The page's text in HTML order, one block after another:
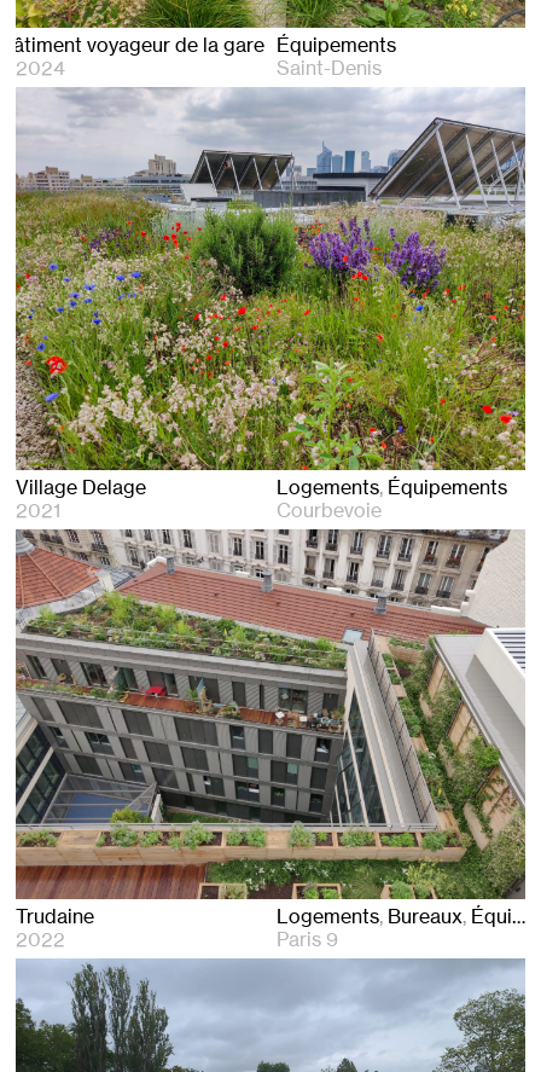
de la gare de St Denis
2024
Équipements
Saint-Denis
Village Delage
2021
Logements Équipements
Courbevoie
Trudaine
2022
Logements Bureaux Équipements
Paris 9